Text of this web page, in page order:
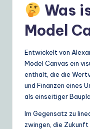
ft
w
o
Was
Model
Entwickelt von
Model Canvas ein
enthält, die die
und Finanzen eines
als einseitiger
Im Gegensatz zu
zwingen, die Zukunft